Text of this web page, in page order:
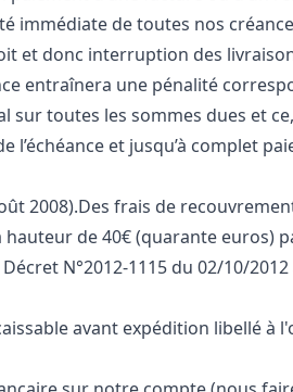
immédiate de toutes nos
et donc interruption des
entraînera une pénalité
sur toutes les sommes dues et
l’échéance et jusqu’à complet
2008).Des frais de
hauteur de 40€ (quarante euros)
N°2012-1115 du 02/10/
avant expédition libellé à